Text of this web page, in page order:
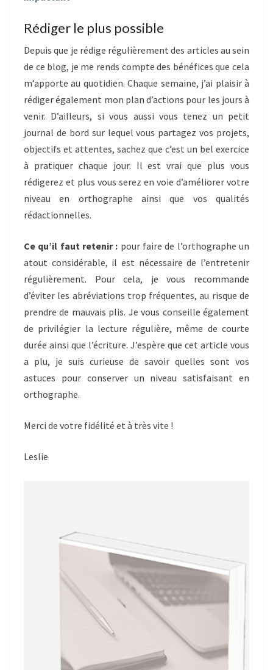
Rédiger le plus possible
Depuis que je rédige régulièrement des articles au sein
de ce blog, je me rends compte des bénéfices que cela
m’apporte au quotidien. Chaque semaine, j’ai plaisir à
rédiger également mon plan d’actions pour les jours à
venir. D’ailleurs, si vous aussi vous tenez un petit
journal de bord sur lequel vous partagez vos projets,
objectifs et attentes, sachez que c’est un bel exercice
à pratiquer chaque jour. Il est vrai que plus vous
rédigerez et plus vous serez en voie d’améliorer votre
niveau en orthographe ainsi que vos qualités
rédactionnelles.
Ce qu’il faut retenir : pour faire de l’orthographe un
atout considérable, il est nécessaire de l’entretenir
régulièrement. Pour cela, je vous recommande
d’éviter les abréviations trop fréquentes, au risque de
prendre de mauvais plis. Je vous conseille également
de privilégier la lecture régulière, même de courte
durée ainsi que l’écriture. J’espère que cet article vous
a plu, je suis curieuse de savoir quelles sont vos
astuces pour conserver un niveau satisfaisant en
orthographe.
Merci de votre fidélité et à très vite !
Leslie